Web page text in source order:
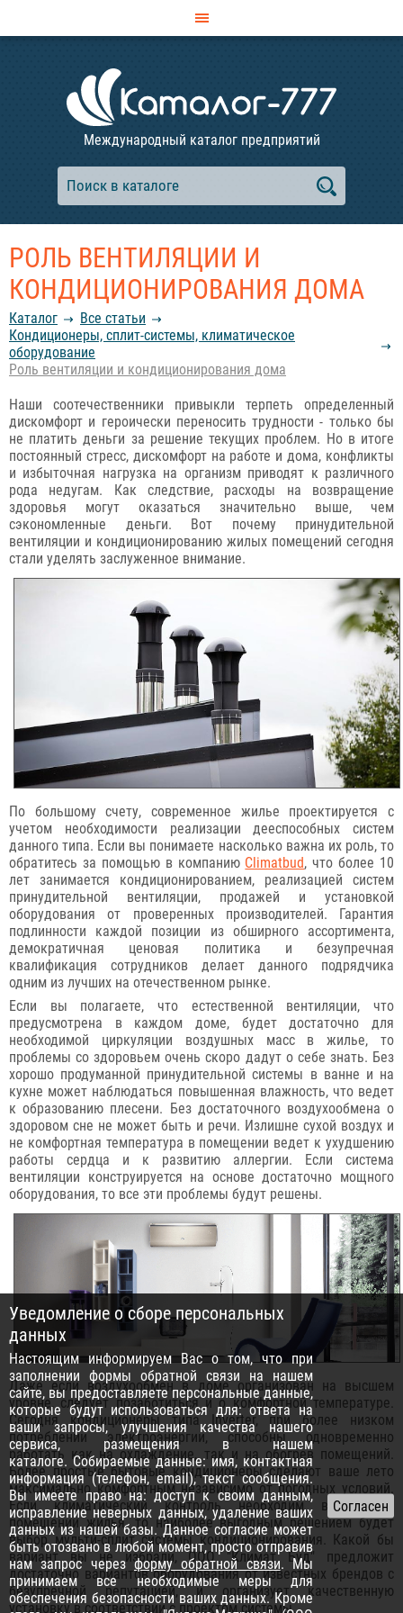
Международный каталог предприятий
РОЛЬ ВЕНТИЛЯЦИИ И
КОНДИЦИОНИРОВАНИЯ ДОМА
Каталог
Все статьи
Кондиционеры, сплит-системы, климатическое
оборудование
Роль вентиляции и кондиционирования дома
Наши соотечественники привыкли терпеть определенный
дискомфорт и героически переносить трудности - только бы
не платить деньги за решение текущих проблем. Но в итоге
постоянный стресс, дискомфорт на работе и дома, конфликты
и избыточная нагрузка на организм приводят к различного
рода недугам. Как следствие, расходы на возвращение
здоровья могут оказаться значительно выше, чем
сэкономленные деньги. Вот почему принудительной
вентиляции и кондиционированию жилых помещений сегодня
стали уделять заслуженное внимание.
По большому счету, современное жилье проектируется с
учетом необходимости реализации дееспособных систем
данного типа. Если вы понимаете насколько важна их роль, то
обратитесь за помощью в компанию Climatbud, что более 10
лет занимается кондиционированием, реализацией систем
принудительной вентиляции, продажей и установкой
оборудования от проверенных производителей. Гарантия
подлинности каждой позиции из обширного ассортимента,
демократичная ценовая политика и безупречная
квалификация сотрудников делает данного подрядчика
одним из лучших на отечественном рынке.
Если вы полагаете, что естественной вентиляции, что
предусмотрена в каждом доме, будет достаточно для
необходимой циркуляции воздушных масс в жилье, то
проблемы со здоровьем очень скоро дадут о себе знать. Без
хорошо продуманной принудительной системы в ванне и на
кухне может наблюдаться повышенная влажность, что ведет
к образованию плесени. Без достаточного воздухообмена о
здоровом сне не может быть и речи. Излишне сухой воздух и
не комфортная температура в помещении ведет к ухудшению
работы сердца и к развитию аллергии. Если система
вентиляции конструируется на основе достаточно мощного
оборудования, то все эти проблемы будут решены.
Даже если воздухообмен в доме организован на высшем
уровне, следует позаботиться и о комфортной температуре.
Сегодня кондиционеры типа Inverter, при более низком
потреблении электроэнергии, способны одновременно
работать как на охлаждение, так и на обогрев помещений.
Более простые бытовые кондиционеры сделают ваше лето
максимально комфортным независимо от погодных условий.
Если климатический контроль необходим в каждом
помещении жилья, то наиболее выгодным решением будет
выбор мульти-сплит системы кондиционирования. Какой бы
вариант вы не избрали, ООО "Климат Буд" предложит
достаточно вариантов оборудования от известных брендов с
безупречной репутацией, и организует качественную
установку в соответствии с проектом системы.
Уведомление о сборе персональных
данных
Настоящим информируем Вас о том, что при
заполнении формы обратной связи на нашем
сайте, вы предоставляете персональные данные,
которые будут использоваться для: ответа на
ваши запросы, улучшения качества нашего
сервиса, размещения в нашем
каталоге. Собираемые данные: имя, контактная
информация (телефон, email), текст сообщения.
Вы имеете право на: доступ к своим данным,
исправление неверных данных, удаление ваших
данных из нашей базы. Данное согласие может
быть отозвано в любой момент, просто отправив
нам запрос черезформу обратной связи. Мы
принимаем все необходимые меры для
обеспечения безопасности ваших данных. Кроме